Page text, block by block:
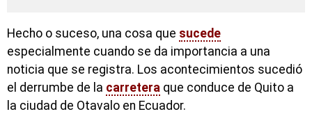
Hecho o suceso, una cosa que sucede
especialmente cuando se da importancia a una
noticia que se registra. Los acontecimientos sucedió
el derrumbe de la carretera que conduce de Quito a
la ciudad de Otavalo en Ecuador.